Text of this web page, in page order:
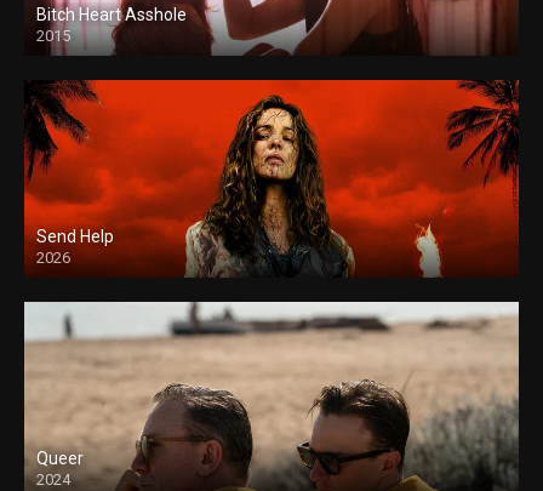
Bitch Heart Asshole
2015
Send Help
2026
Queer
2024